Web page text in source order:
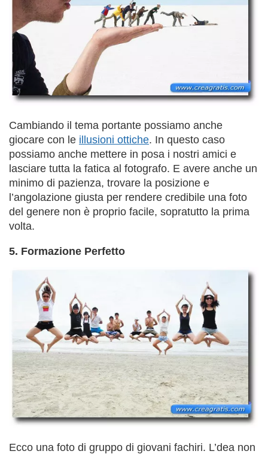
Cambiando il tema portante possiamo anche
giocare con le illusioni ottiche. In questo caso
possiamo anche mettere in posa i nostri amici e
lasciare tutta la fatica al fotografo. E avere anche un
minimo di pazienza, trovare la posizione e
l’angolazione giusta per rendere credibile una foto
del genere non è proprio facile, sopratutto la prima
volta.
5. Formazione Perfetto
Ecco una foto di gruppo di giovani fachiri. L’dea non